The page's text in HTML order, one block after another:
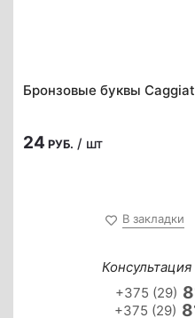
Бронзовые буквы
24 РУБ. / шт
В закладки
+375 (29)
+375 (29)